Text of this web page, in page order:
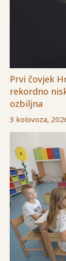
Prvi čovjek
rekordno
ozbiljna
3 kolovoza,